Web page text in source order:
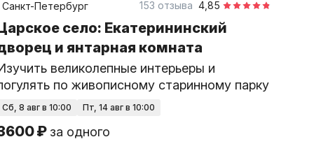
Санкт-Петербург
4,85
153 отзыва
село: Екатерининский
и янтарная комната
великолепные интерьеры и
по живописному старинному парку
сб, 8 авг в 10:00 пт, 14 авг в 10:00
₽ за одного